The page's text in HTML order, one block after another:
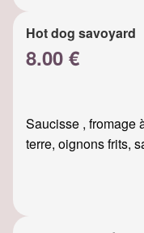
Hot dog savoyard
8.00 €
Saucisse , fromage
terre, oignons frits,